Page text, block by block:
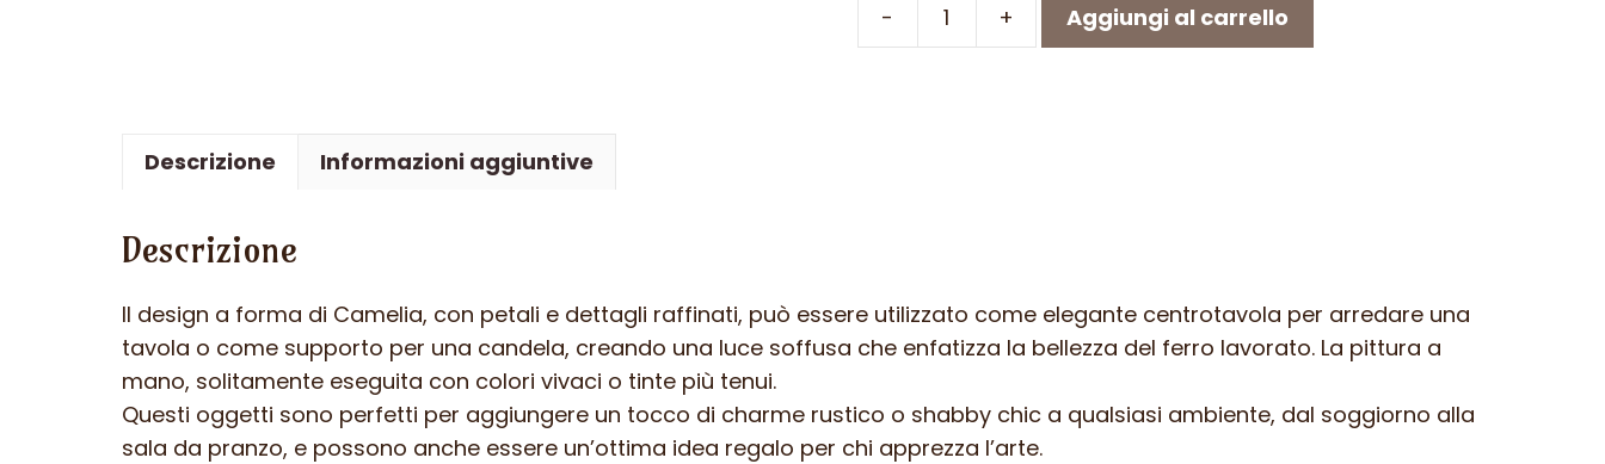
-
ART
FER
PED
+ Aggiungi al carrello
Descrizione Informazioni aggiuntive
Descrizione
Il design a forma di Camelia, con petali e dettagli raffinati, può essere utilizzato come elegante centrotavola per arredare una
tavola o come supporto per una candela, creando una luce soffusa che enfatizza la bellezza del ferro lavorato. La pittura a
mano, solitamente eseguita con colori vivaci o tinte più tenui.
Questi oggetti sono perfetti per aggiungere un tocco di charme rustico o shabby chic a qualsiasi ambiente, dal soggiorno alla
sala da pranzo, e possono anche essere un’ottima idea regalo per chi apprezza l’arte.